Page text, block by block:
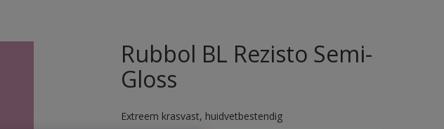
Rubbol BL Rezisto Semi-
Gloss
Extreem krasvast, huidvetbestendig